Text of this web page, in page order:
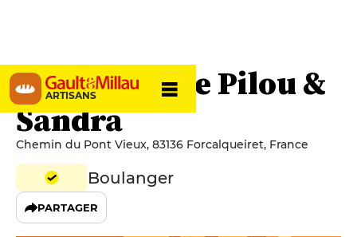
ARTISANS
Le Fournil de Pilou &
Sandra
Chemin du Pont Vieux, 83136 Forcalqueiret, France
Boulanger
PARTAGER